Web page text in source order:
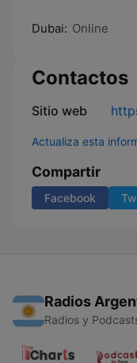
Dubai: Online
Contactos
Sitio web
Actualiza esta
Compartir
Facebook
Radios
Radios y